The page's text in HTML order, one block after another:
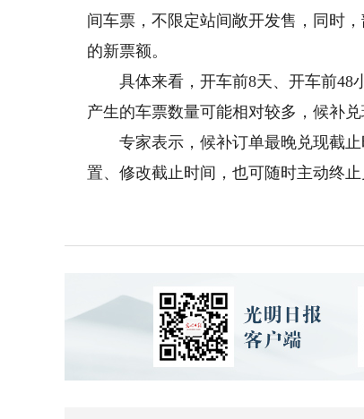
间车票，不限定站间敞开发售，同时
的新票额。
具体来看，开车前8天、开车前48
产生的车票数量可能相对较多，候补兑
专家表示，候补订单最晚兑现截止
置、修改截止时间，也可随时主动终止